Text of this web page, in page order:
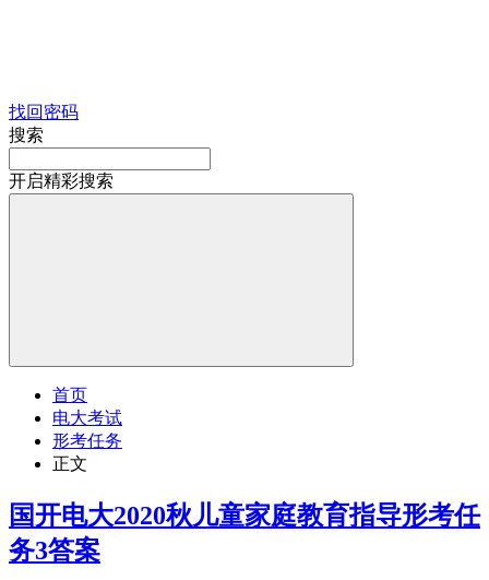
找回密码
搜索
开启精彩搜索
首页
电大考试
形考任务
正文
国开电大2020秋儿童家庭教育指导形考任
务3答案